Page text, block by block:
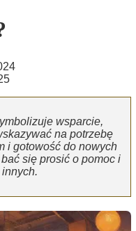
wsparcie,
na potrzebę
i gotowość do nowych
się prosić o pomoc i